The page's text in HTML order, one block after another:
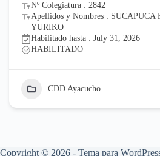
Nº Colegiatura : 2842
Apellidos y Nombres :
YURIKO
Habilitado hasta : July 31, 2026
HABILITADO
CDD Ayacucho
Copyright © 2026 - Tema para